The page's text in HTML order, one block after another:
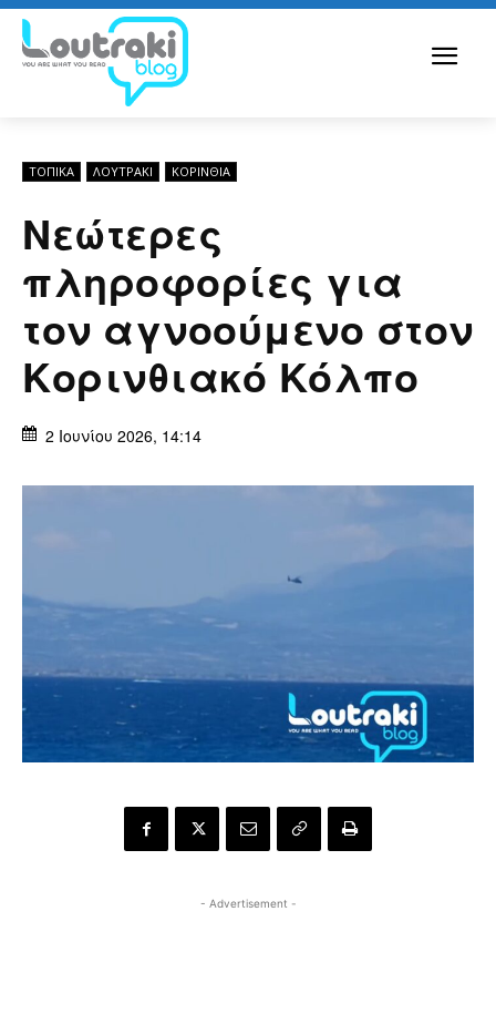
ΤΟΠΙΚΑ ΛΟΥΤΡΆΚΙ ΚΟΡΙΝΘΊΑ
Νεώτερες
πληροφορίες για
τον αγνοούμενο στον
Κορινθιακό Κόλπο
2 Ιουνίου 2026, 14:14
- Advertisement -